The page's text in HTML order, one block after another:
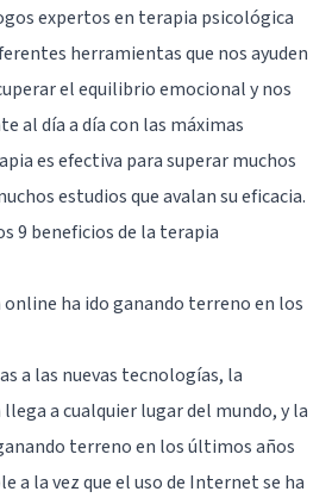
expertos en terapia psicológica
herramientas que nos ayuden
el equilibrio emocional y nos
al día a día con las máximas
es efectiva para superar muchos
estudios que avalan su eficacia.
9 beneficios de la terapia
ha ido ganando terreno en los
a las nuevas tecnologías, la
a cualquier lugar del mundo, y la
terreno en los últimos años
a la vez que el uso de Internet se ha